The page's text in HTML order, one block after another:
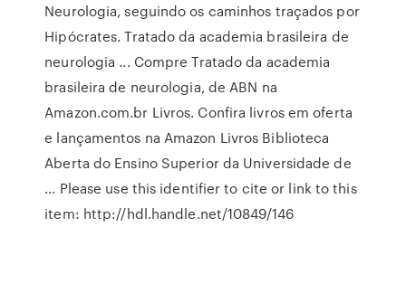
Neurologia, seguindo os caminhos traçados por
Hipócrates. Tratado da academia brasileira de
neurologia ... Compre Tratado da academia
brasileira de neurologia, de ABN na
Amazon.com.br Livros. Confira livros em oferta
e lançamentos na Amazon Livros Biblioteca
Aberta do Ensino Superior da Universidade de
... Please use this identifier to cite or link to this
item: http://hdl.handle.net/10849/146